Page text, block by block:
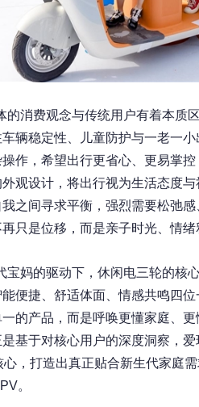
的消费观念与传统用户有着本质
辆稳定性、儿童防护与一老一
作，希望出行更省心、更易掌
观设计，将出行视为生活态度
之间寻求平衡，强烈需要松弛
只是位移，而是亲子时光、情绪
宝妈的驱动下，休闲电三轮的核
便捷、舒适体面、情感共鸣四
的产品，而是呼唤更懂家庭、
基于对核心用户的深度洞察，
，打造出真正贴合新生代家庭
。